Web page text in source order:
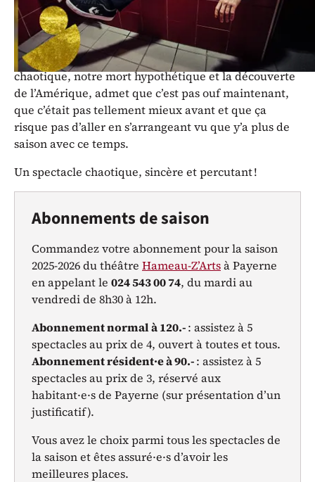
son chien épicurien, tacle son voisin boomer et vomit
l’odeur de sa tequila, s’insurge contre les boites de
nuit, applaudit l’industrie du tabac et s’inquiète pour
l’avenir de son foie, questionne notre évolution
chaotique, notre mort hypothétique et la découverte
de l’Amérique, admet que c’est pas ouf maintenant,
que c’était pas tellement mieux avant et que ça
risque pas d’aller en s’arrangeant vu que y’a plus de
saison avec ce temps.
Un spectacle chaotique, sincère et percutant !
Abonnements de saison
Commandez votre abonnement pour la saison
2025-2026 du théâtre Hameau-Z’Artsà Payerne
en appelant le 024 543 00 74, du mardi au
vendredi de 8h30 à 12h.
Abonnement normal à 120.-: assistez à 5
spectacles au prix de 4, ouvert à toutes et tous.
Abonnement résident·e à 90.-: assistez à 5
spectacles au prix de 3, réservé aux
habitant·e·s de Payerne (sur présentation d’un
justificatif).
Vous avez le choix parmi tous les spectacles de
la saison et êtes assuré·e·s d’avoir les
meilleures places.